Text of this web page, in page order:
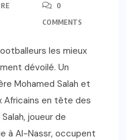
0
COMMENTS
les mieux
dévoilé. Un
Mohamed Salah et
Africains en tête des
joueur de
à Al-Nassr, occupent